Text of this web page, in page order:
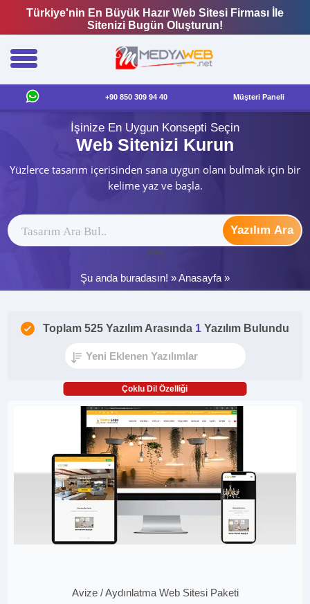
Türkiye'nin En Büyük Hazır Web Sitesi Firması İle
Sitenizi Bugün Oluşturun!
+90 850 309 94 40 Müşteri Paneli
İşinize En Uygun Konsepti Seçin
Web Sitenizi Kurun
Yüzlerce tasarım içerisinden sana uygun olanı bulmak için bir
kelime yaz ve başla.
Yazılım Ara
ytag
Şu anda buradasın! »Anasayfa »
Toplam 525 Yazılım Arasında 1 Yazılım Bulundu
Çoklu Dil Özelliği
Avize / Aydınlatma Web Sitesi Paketi